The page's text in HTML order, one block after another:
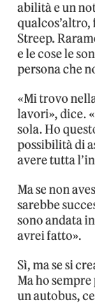
abilità e un
Streep.
e le cose le
persona che
«Mi trovo
lavori», dice.
sola. Ho
possibilità di
avere tutta
Ma se non
sarebbe
sono andata
avrei fatto».
Sì, ma se si
Ma ho
un autobus,